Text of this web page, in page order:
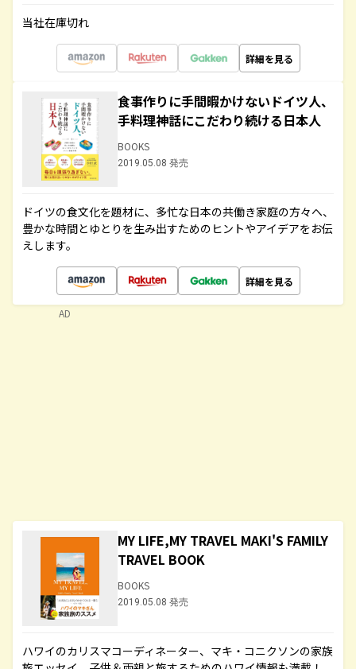
当社在庫切れ
詳細を見る
食事作りに手間暇かけないドイツ人、
手料理神話にこだわり続ける日本人
BOOKS
2019.05.08 発売
ドイツの食文化を題材に、多忙な日本の共働き家庭の方々へ、
豊かな時間とゆとりを生み出すためのヒントやアイデアをお伝
えします。
詳細を見る
MY LIFE,MY TRAVEL MAKI'S FAMILY
TRAVEL BOOK
BOOKS
2019.05.08 発売
ハワイのカリスマコーディネーター、マキ・コニクソンの家族
AD